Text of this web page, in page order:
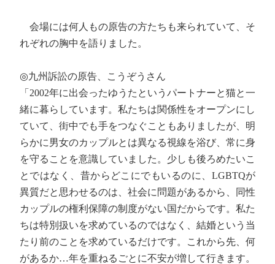
会場には何人もの原告の方たちも来られていて、そ
れぞれの胸中を語りました。
◎九州訴訟の原告、こうぞうさん
「2002年に出会ったゆうたというパートナーと猫と一
緒に暮らしています。私たちは関係性をオープンにし
ていて、街中でも手をつなぐこともありましたが、明
らかに男女のカップルとは異なる視線を浴び、常に身
を守ることを意識していました。少しも後ろめたいこ
とではなく、昔からどこにでもいるのに、LGBTQが
異質だと思わせるのは、社会に問題があるから、同性
カップルの権利保障の制度がない国だからです。私た
ちは特別扱いを求めているのではなく、結婚という当
たり前のことを求めているだけです。これから先、何
があるか…年を重ねるごとに不安が増して行きます。